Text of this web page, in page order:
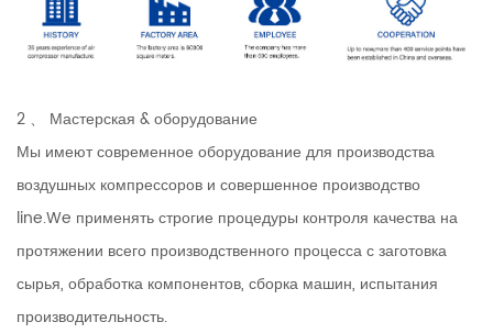
2 、 Мастерская & оборудование
Мы имеют современное оборудование для производства
воздушных компрессоров и совершенное производство
line.We применять строгие процедуры контроля качества на
протяжении всего производственного процесса с заготовка
сырья, обработка компонентов, сборка машин, испытания
производительность.